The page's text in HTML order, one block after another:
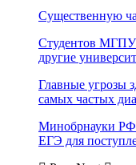
Существенную
Студентов МГПУ
другие
Главные угрозы
самых частых
Минобрнауки РФ
ЕГЭ для